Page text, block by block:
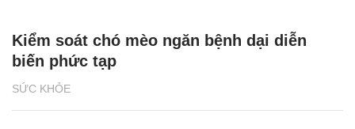
SỨC KHỎE
Kiểm soát chó mèo ngăn bệnh dại diễn
biến phức tạp